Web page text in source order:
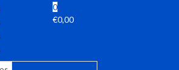
0
€0,00